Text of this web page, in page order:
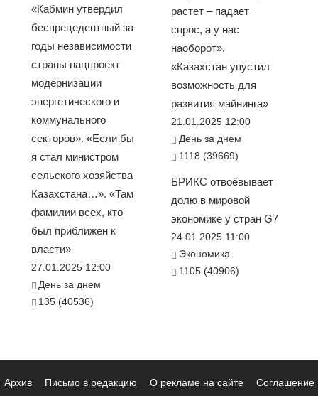
«Кабмин утвердил
беспрецедентный за
годы независимости
страны нацпроект
модернизации
энергетического и
коммунального
секторов». «Если бы
я стал министром
сельского хозяйства
Казахстана…». «Там
фамилии всех, кто
был приближен к
власти»
27.01.2025 12:00
День за днем
135 (40536)
растет – падает
спрос, а у нас
наоборот».
«Казахстан упустил
возможность для
развития майнинга»
21.01.2025 12:00
День за днем
1118 (39669)
БРИКС отвоёвывает
долю в мировой
экономике у стран G7
24.01.2025 11:00
Экономика
1105 (40906)
Архив Письмо в редакцию О рекламе на сайте
Соглашение